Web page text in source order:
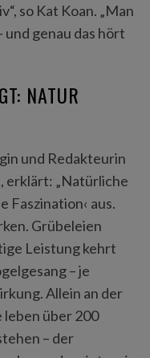
so Kat Koan. „Man
genau das hört
NATUR
und Redakteurin
erklärt: „Natürliche
Faszination‹ aus.
Grübeleien
Leistung kehrt
– je
Allein an der
über 200
– der